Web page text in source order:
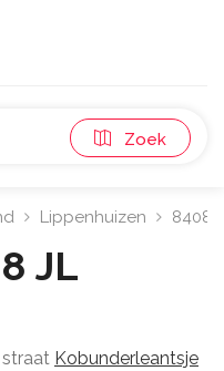
Zoek
Lippenhuizen 8408
JL
Kobunderleantsje